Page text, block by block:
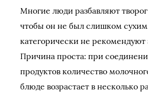
Многие люди разбавляют
чтобы он не был слишком
категорически не рекомендуют
Причина проста: при
продуктов количество
блюде возрастает в несколько